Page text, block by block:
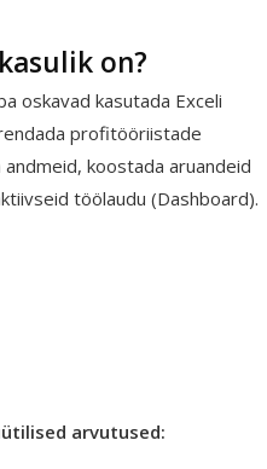
on?
oskavad kasutada Exceli
profitööriistade
koostada aruandeid
töölaudu (Dashboard).
arvutused: